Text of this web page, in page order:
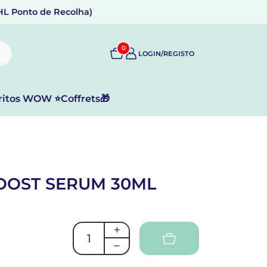
Ponto de Recolha)
0
LOGIN/REGISTO
WOW ⭐Coffrets🎁
SERUM 30ML